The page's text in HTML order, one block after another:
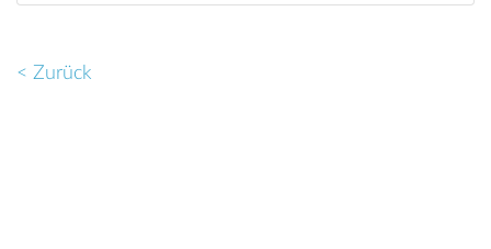
< Zurück